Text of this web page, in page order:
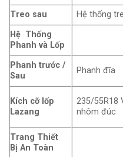
Treo sau
Hệ thống
Hệ Thống
Phanh và Lốp
Phanh trước /
Sau
Phanh đĩa
Kích cỡ lốp
Lazang
235/55R18
nhôm đúc
Trang Thiết
Bị An Toàn